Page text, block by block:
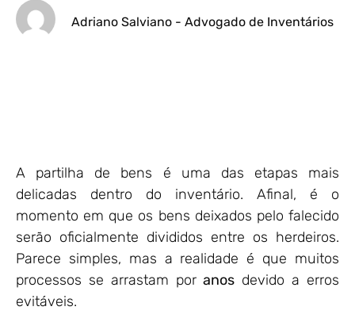
Adriano Salviano - Advogado de Inventários
A partilha de bens é uma das etapas mais
delicadas dentro do inventário. Afinal, é o
momento em que os bens deixados pelo falecido
serão oficialmente divididos entre os herdeiros.
Parece simples, mas a realidade é que muitos
processos se arrastam poranos devido a erros
evitáveis.